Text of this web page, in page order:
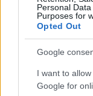
Personal
Purposes for
Opted Out
Google
I want to
Google for
Τα 3 ζώδια που
του Αυγούστου
ΑΝΑΡΤΗΘΗΚΕ ΑΠΟ ΕΛΕΑΝΑ